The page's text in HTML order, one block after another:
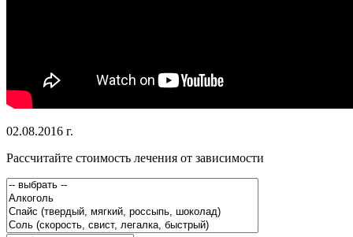
02.08.2016 г.
Рассчитайте стоимость лечения от зависимости